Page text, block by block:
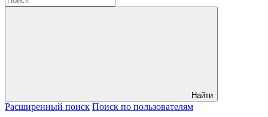
Найти
Расширенный поиск Поиск по пользователям